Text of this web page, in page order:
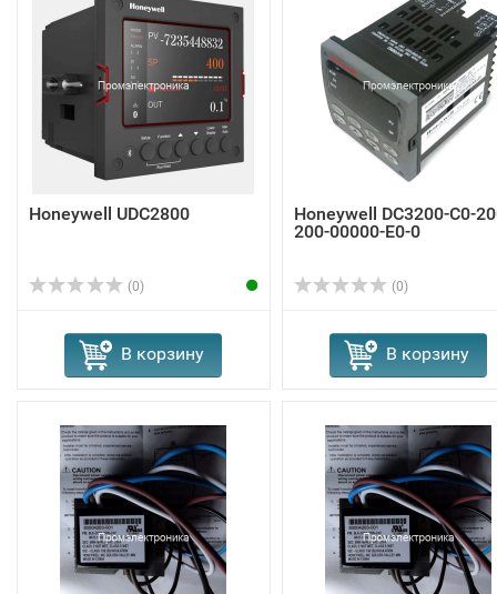
Honeywell UDC2800
(0)
В корзину
Honeywell DC3200-C0-
200-00000-E0-0
(0)
В корзину